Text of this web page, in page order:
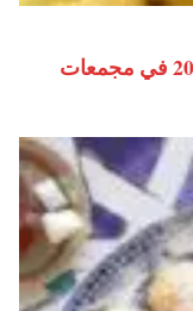
أسعار الكحك وبسكويت عيد الفطر 2026 في مجمعات